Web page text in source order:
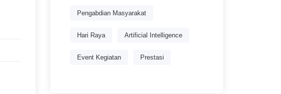
Pengabdian Masyarakat
Hari Raya Artificial Intelligence
Event Kegiatan Prestasi